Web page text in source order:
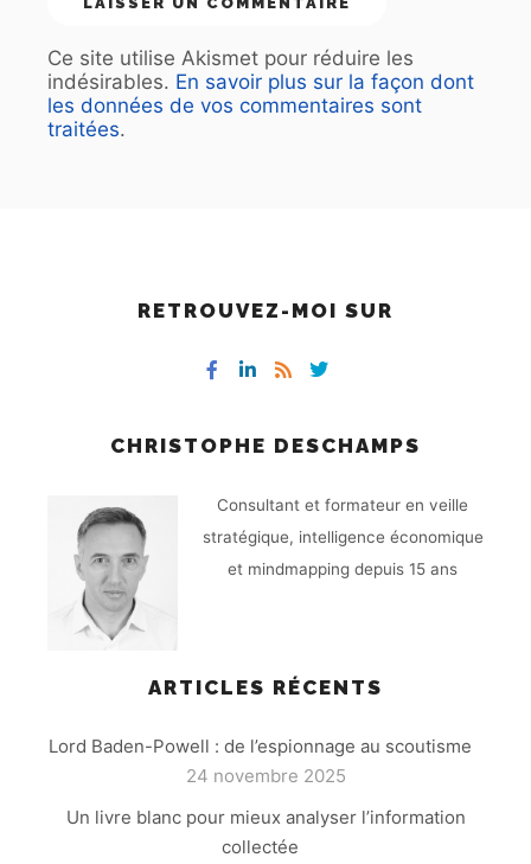
Ce site utilise Akismet pour réduire les
indésirables. En savoir plus sur la façon dont
les données de vos commentaires sont
traitées.
RETROUVEZ-MOI SUR
CHRISTOPHE DESCHAMPS
Consultant et formateur en veille
stratégique, intelligence économique
et mindmapping depuis 15 ans
ARTICLES RÉCENTS
Lord Baden-Powell : de l’espionnage au scoutisme
24 novembre 2025
Un livre blanc pour mieux analyser l’information
collectée